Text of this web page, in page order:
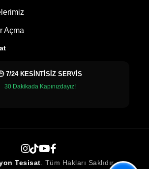
Açma
7/24 KESİNTİSİZ SERVİS
30 Dakikada Kapınızdayız!
Tesisat . Tüm Hakları Saklıdır.